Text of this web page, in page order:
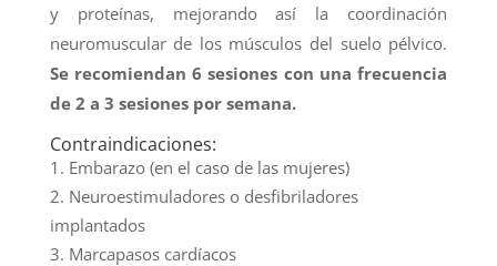
y proteínas, mejorando así la coordinación
neuromuscular de los músculos del suelo pélvico.
Se recomiendan 6 sesiones con una frecuencia
de 2 a 3 sesiones por semana.
Contraindicaciones:
Embarazo (en el caso de las mujeres)
Neuroestimuladores o desfibriladores
implantados
Marcapasos cardíacos